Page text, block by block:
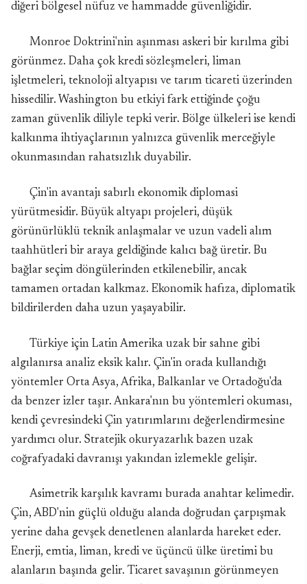
diğeri bölgesel nüfuz ve hammadde güvenliğidir.
Monroe Doktrini'nin aşınması askeri bir kırılma gibi
görünmez. Daha çok kredi sözleşmeleri, liman
işletmeleri, teknoloji altyapısı ve tarım ticareti üzerinden
hissedilir. Washington bu etkiyi fark ettiğinde çoğu
zaman güvenlik diliyle tepki verir. Bölge ülkeleri ise kendi
kalkınma ihtiyaçlarının yalnızca güvenlik merceğiyle
okunmasından rahatsızlık duyabilir.
Çin'in avantajı sabırlı ekonomik diplomasi
yürütmesidir. Büyük altyapı projeleri, düşük
görünürlüklü teknik anlaşmalar ve uzun vadeli alım
taahhütleri bir araya geldiğinde kalıcı bağ üretir. Bu
bağlar seçim döngülerinden etkilenebilir, ancak
tamamen ortadan kalkmaz. Ekonomik hafıza, diplomatik
bildirilerden daha uzun yaşayabilir.
Türkiye için Latin Amerika uzak bir sahne gibi
algılanırsa analiz eksik kalır. Çin'in orada kullandığı
yöntemler Orta Asya, Afrika, Balkanlar ve Ortadoğu'da
da benzer izler taşır. Ankara'nın bu yöntemleri okuması,
kendi çevresindeki Çin yatırımlarını değerlendirmesine
yardımcı olur. Stratejik okuryazarlık bazen uzak
coğrafyadaki davranışı yakından izlemekle gelişir.
Asimetrik karşılık kavramı burada anahtar kelimedir.
Çin, ABD'nin güçlü olduğu alanda doğrudan çarpışmak
yerine daha gevşek denetlenen alanlarda hareket eder.
Enerji, emtia, liman, kredi ve üçüncü ülke üretimi bu
alanların başında gelir. Ticaret savaşının görünmeyen